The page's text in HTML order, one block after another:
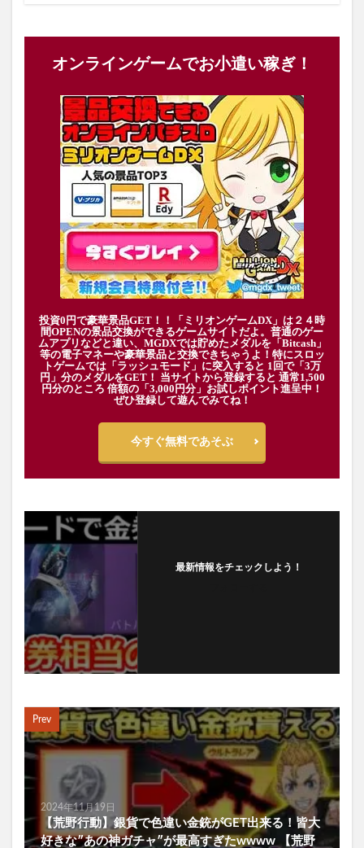
オンラインゲームでお小遣い稼ぎ！
投資0円で豪華景品GET！！「ミリオンゲームDX」は２４時
間OPENの景品交換ができるゲームサイトだよ。普通のゲー
ムアプリなどと違い、MGDXでは貯めたメダルを「Bitcash」
等の電子マネーや豪華景品と交換できちゃうよ！特にスロッ
トゲームでは「ラッシュモード」に突入すると 1回で「3万
円」分のメダルをGET！ 当サイトから登録すると 通常1,500
円分のところ 倍額の「3,000円分」お試しポイント進呈中！
ぜひ登録して遊んでみてね！
今すぐ無料であそぶ
最新情報をチェックしよう！
Prev
2024年11月19日
【荒野行動】銀貨で色違い金銃がGET出来る！皆大
好きな″あの神ガチャ″が最高すぎたwwww 【荒野